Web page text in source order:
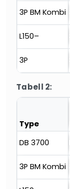
3P BM Kombi
L150–
3P
Tabell 2:
Type
DB 3700
3P BM Kombi